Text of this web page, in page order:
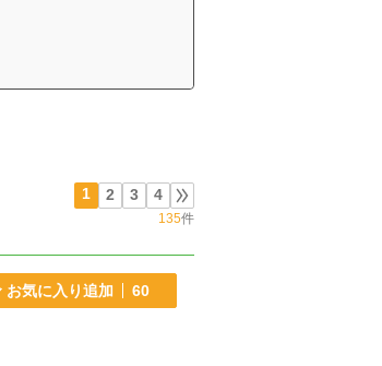
1 2 3 4
135件
お気に入り追加 60